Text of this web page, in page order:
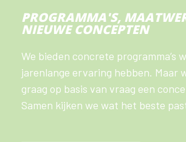
PROGRAMMA'S,
NIEUWE CONCEPTEN
We bieden concrete programma’s
jarenlange ervaring hebben. Maar
graag op basis van vraag een
Samen kijken we wat het beste